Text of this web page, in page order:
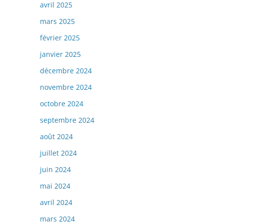
avril 2025
mars 2025
février 2025
janvier 2025
décembre 2024
novembre 2024
octobre 2024
septembre 2024
août 2024
juillet 2024
juin 2024
mai 2024
avril 2024
mars 2024